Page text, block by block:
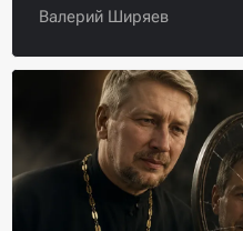
Валерий Ширяев